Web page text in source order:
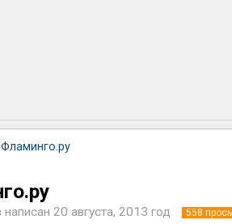
Фламинго.ру
написан20 августа, 2013 год 558